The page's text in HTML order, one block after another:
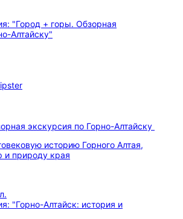
экскурсия по Горно-Алтайску
историю Горного Алтая,
и природу края